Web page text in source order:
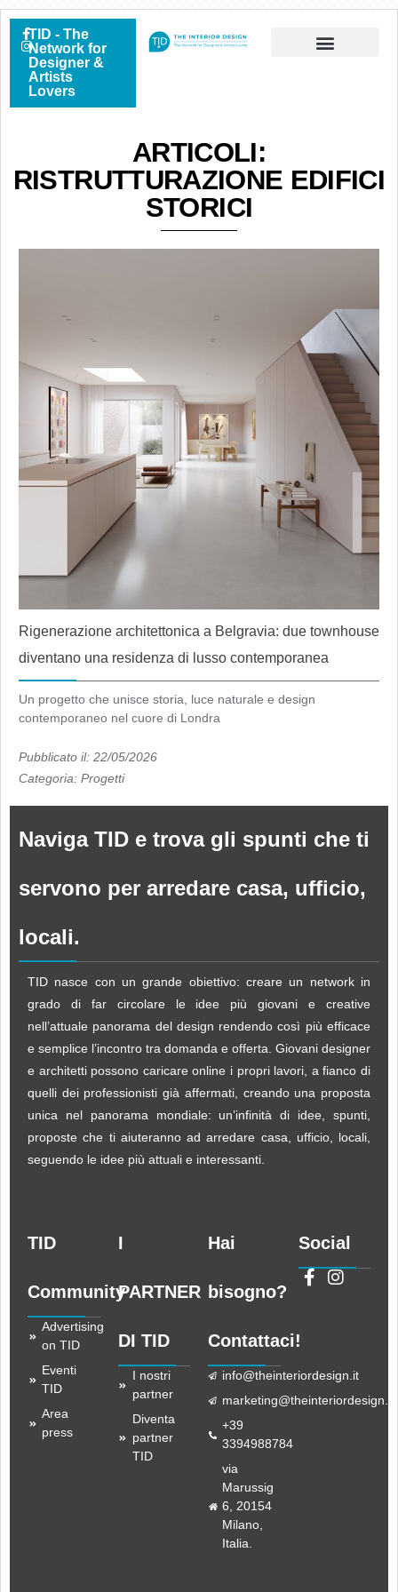
TID - The
Network for
Designer &
Artists
Lovers
ARTICOLI:
RISTRUTTURAZIONE EDIFICI
STORICI
Rigenerazione architettonica a Belgravia: due townhouse
diventano una residenza di lusso contemporanea
Un progetto che unisce storia, luce naturale e design
contemporaneo nel cuore di Londra
Pubblicato il: 22/05/2026
Categoria: Progetti
Naviga TID e trova gli spunti che ti
servono per arredare casa, ufficio,
locali.
TID nasce con un grande obiettivo: creare un network in
grado di far circolare le idee più giovani e creative
nell’attuale panorama del design rendendo così più efficace
e semplice l’incontro tra domanda e offerta. Giovani designer
e architetti possono caricare online i propri lavori, a fianco di
quelli dei professionisti già affermati, creando una proposta
unica nel panorama mondiale: un’infinità di idee, spunti,
proposte che ti aiuteranno ad arredare casa, ufficio, locali,
seguendo le idee più attuali e interessanti.
TID
Community
Advertising
on TID
Eventi
TID
Area
press
I
PARTNER
DI TID
I nostri
partner
Diventa
partner
TID
Hai
bisogno?
Contattaci!
info@theinteriordesign.it
marketing@theinteriordesign.it
+39
3394988784
via
Marussig
6, 20154
Milano,
Italia.
Social